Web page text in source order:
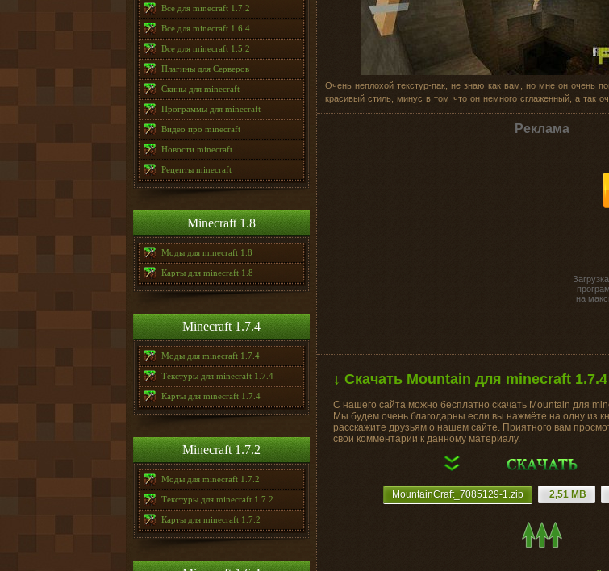
Все для minecraft 1.7.2
Все для minecraft 1.6.4
Все для minecraft 1.5.2
Плагины для Серверов
Скины для minecraft
Программы для minecraft
Видео про minecraft
Новости minecraft
Рецепты minecraft
Minecraft 1.8
Моды для minecraft 1.8
Карты для minecraft 1.8
Minecraft 1.7.4
Моды для minecraft 1.7.4
Текстуры для minecraft 1.7.4
Карты для minecraft 1.7.4
Minecraft 1.7.2
Моды для minecraft 1.7.2
Текстуры для minecraft 1.7.2
Карты для minecraft 1.7.2
Очень неплохой текстур-пак, не знаю как вам, но мне он очень
красивый стиль, минус в том что он немного сглаженный, а так
Реклама
на
↓ Скачать Mountain для minecraft 1.7.4
С нашего сайта можно бесплатно скачать Mountain для
Мы будем очень благодарны если вы нажмёте на одну из
расскажите друзьям о нашем сайте. Приятного вам
свои комментарии к данному материалу.
MountainCraft_7085129-1.zip 2,51 MB